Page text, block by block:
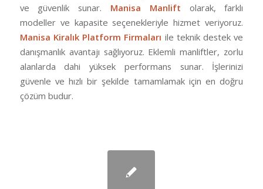
ve güvenlik sunar. Manisa Manlift olarak, farklı
modeller ve kapasite seçenekleriyle hizmet veriyoruz.
Manisa Kiralık Platform Firmaları ile teknik destek ve
danışmanlık avantajı sağlıyoruz. Eklemli manliftler, zorlu
alanlarda dahi yüksek performans sunar. İşlerinizi
güvenle ve hızlı bir şekilde tamamlamak için en doğru
çözüm budur.